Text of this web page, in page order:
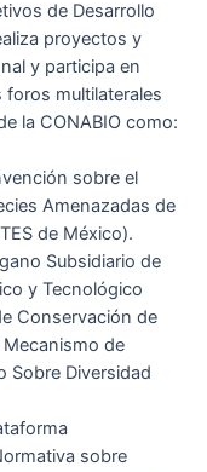
de Desarrollo
proyectos y
y participa en
multilaterales
la CONABIO como:
sobre el
Amenazadas de
de México).
Subsidiario de
y Tecnológico
Conservación de
Mecanismo de
Sobre Diversidad
sobre